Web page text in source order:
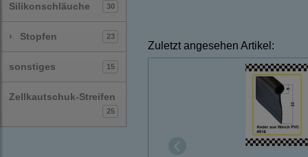
Silikonschläuche 30
› Stopfen 23
sonstiges 15
Zellkautschuk-Streifen
25
Zuletzt angesehen Artikel: